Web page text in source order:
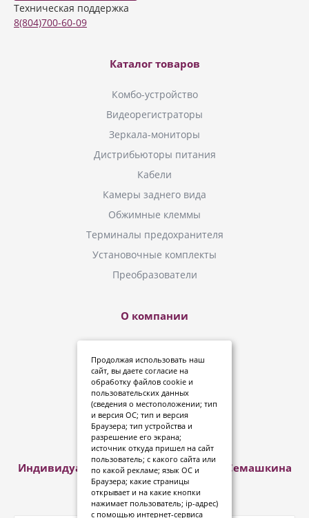
Техническая поддержка
8(804)700-60-09
Каталог товаров
Комбо-устройство
Видеорегистраторы
Зеркала-мониторы
Дистрибьюторы питания
Кабели
Камеры заднего вида
Обжимные клеммы
Терминалы предохранителя
Установочные комплекты
Преобразователи
О компании
Инструкции
Где купить?
Политика конфиденциальности
Дипломы и сертификаты
Индивидуальный предприниматель Семашкина
Анна Александровна
Продолжая использовать наш
сайт, вы даете согласие на
обработку файлов cookie и
пользовательских данных
(сведения о местоположении; тип
и версия ОС; тип и версия
Браузера; тип устройства и
разрешение его экрана;
источник откуда пришел на сайт
пользователь; с какого сайта или
по какой рекламе; язык ОС и
Браузера; какие страницы
открывает и на какие кнопки
нажимает пользователь; ip-адрес)
с помощью интернет-сервиса